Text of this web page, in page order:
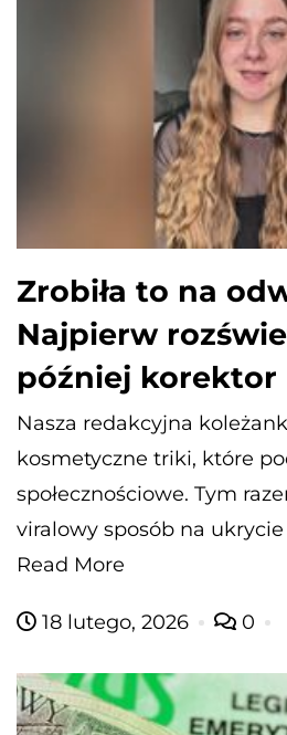
Zrobiła to na
Najpierw
później korektor
Nasza redakcyjna
kosmetyczne triki, które
społecznościowe. Tym
viralowy sposób na ukrycie
Read More
18 lutego, 2026 0